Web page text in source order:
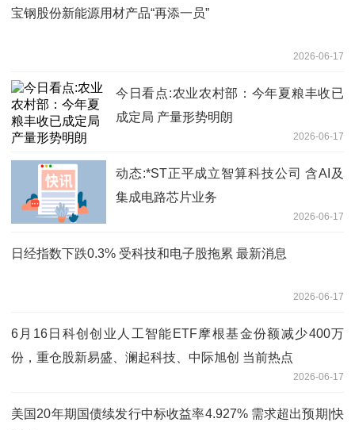
宝钢股份新能源用材产品“再添一员”
2026-06-17
今日看点:农业农村部：今年夏粮丰收已
成定局 产量形势明朗
2026-06-17
动态:*ST正平成立智算科技公司 含AI及
集成电路芯片业务
2026-06-17
日经指数下跌0.3% 受科技和电子股拖累 最新消息
2026-06-17
6月16日科创创业人工智能ETF摩根基金份额减少400万
份，重仓股新易盛、澜起科技、中际旭创 当前热点
2026-06-17
美国20年期国债续发行中标收益率4.927% 需求超出预期|快